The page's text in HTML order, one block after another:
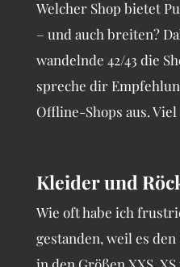
Welcher Shop bietet
– und auch breiten?
wandelnde 42/43 die
spreche dir
Offline-Shops aus. Viel
Kleider und
Wie oft habe ich
gestanden, weil es